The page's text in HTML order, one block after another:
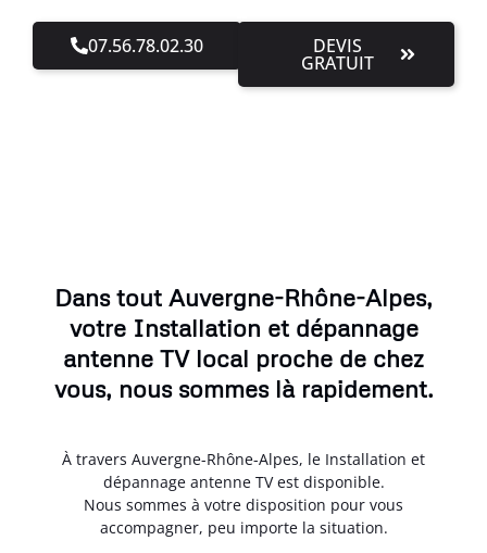
07.56.78.02.30 DEVIS
GRATUIT
Dans tout Auvergne-Rhône-Alpes,
votre Installation et dépannage
antenne TV local proche de chez
vous, nous sommes là rapidement.
À travers Auvergne-Rhône-Alpes, le Installation et
dépannage antenne TV est disponible.
Nous sommes à votre disposition pour vous
accompagner, peu importe la situation.